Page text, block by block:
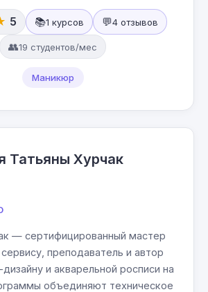
5 📚1 курсов 💬4 отзывов
👥19 студентов/мес
Маникюр
Татьяны Хурчак
— сертифицированный мастер
преподаватель и автор
и акварельной росписи на
объединяют техническое